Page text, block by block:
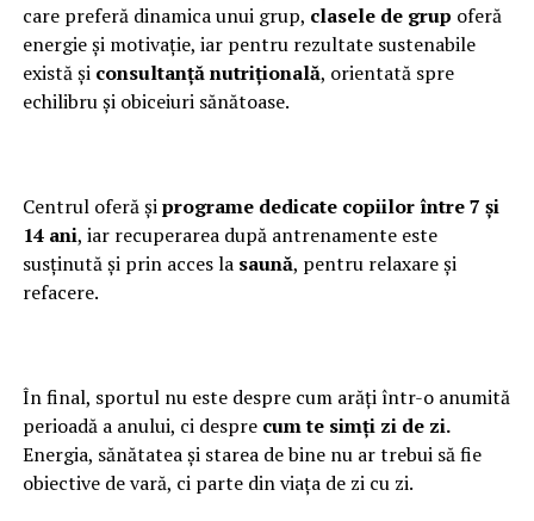
care preferă dinamica unui grup, clasele de grup oferă
energie și motivație, iar pentru rezultate sustenabile
există și consultanță nutrițională, orientată spre
echilibru și obiceiuri sănătoase.
Centrul oferă șiprograme dedicate copiilor între 7 și
14 ani, iar recuperarea după antrenamente este
susținută și prin acces la saună, pentru relaxare și
refacere.
În final, sportul nu este despre cum arăți într-o anumită
perioadă a anului, ci despre cum te simți zi de zi.
Energia, sănătatea și starea de bine nu ar trebui să fie
obiective de vară, ci parte din viața de zi cu zi.